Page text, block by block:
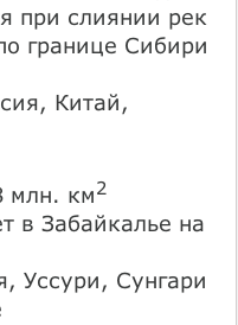
при слиянии рек
границе Сибири
Китай,
млн. км2
в Забайкалье на
Уссури, Сунгари